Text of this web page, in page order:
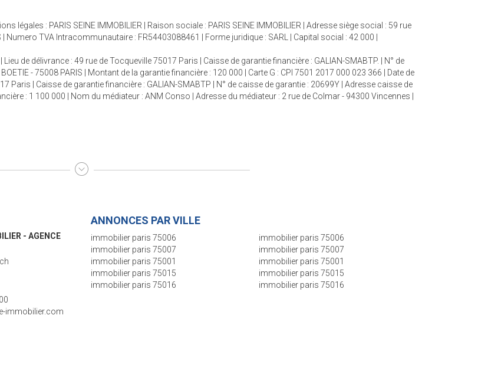
: PARIS SEINE IMMOBILIER | Raison sociale : PARIS SEINE IMMOBILIER | Adresse siège social : 59 rue
Numero TVA Intracommunautaire : FR54403088461 | Forme juridique : SARL | Capital social : 42 000 |
de délivrance : 49 rue de Tocqueville 75017 Paris | Caisse de garantie financière : GALIAN-SMABTP. | N° de
- 75008 PARIS | Montant de la garantie financière : 120 000 | Carte G : CPI 7501 2017 000 023 366 | Date de
Paris | Caisse de garantie financière : GALIAN-SMABTP | N° de caisse de garantie : 20699Y | Adresse caisse de
: 1 100 000 | Nom du médiateur : ANM Conso | Adresse du médiateur : 2 rue de Colmar - 94300 Vincennes |
- AGENCE
immobilier.com
ANNONCES PAR VILLE
immobilier paris 75006
immobilier paris 75007
immobilier paris 75001
immobilier paris 75015
immobilier paris 75016
immobilier paris 75006
immobilier paris 75007
immobilier paris 75001
immobilier paris 75015
immobilier paris 75016